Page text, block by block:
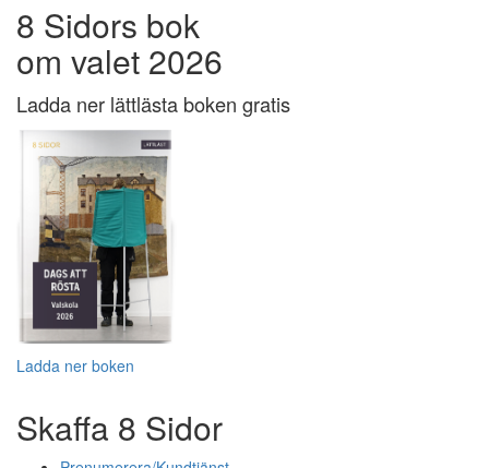
8 Sidors bok
om valet 2026
Ladda ner lättlästa boken gratis
Ladda ner boken
Skaffa 8 Sidor